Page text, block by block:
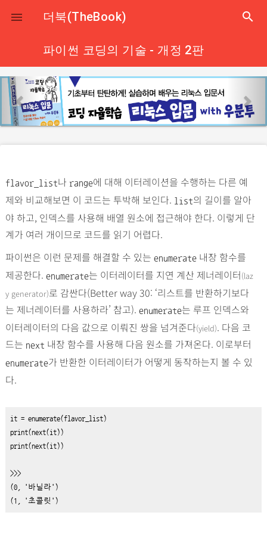
close
 더북(TheBook) search
파이썬 코딩의 기술 - 개정 2판
p
r
e
u
s
e
x
flavor_list나 range에 대해 이터레이션을 수행하는 다른 예
제와 비교해보면 이 코드는 투박해 보인다. list의 길이를 알아
야 하고, 인덱스를 사용해 배열 원소에 접근해야 한다. 이렇게 단
계가 여러 개이므로 코드를 읽기 어렵다.
파이썬은 이런 문제를 해결할 수 있는 enumerate내장 함수를
제공한다. enumerate는 이터레이터를 지연 계산 제너레이터(laz
y generator)로 감싼다(Better way 30: ‘리스트를 반환하기보다
는 제너레이터를 사용하라’ 참고). enumerate는 루프 인덱스와
이터레이터의 다음 값으로 이뤄진 쌍을 넘겨준다(yield). 다음 코
드는 next 내장 함수를 사용해 다음 원소를 가져온다. 이로부터
enumerate가 반환한 이터레이터가 어떻게 동작하는지 볼 수 있
다.
it = enumerate(flavor_list)
print(next(it)
print(next(it) )
>>>
(0, '바닐라')
(1, '초콜릿')